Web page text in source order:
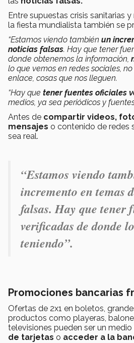
Entre supuestas crisis sanitarias
la fiesta mundialista también se
“Estamos viendo también un
noticias falsas. Hay que tener
donde obtenemos la información,
lo que vemos en redes sociales,
enlace, cosas que nos lleguen.
“Hay que tener fuentes oficiales
medios, ya sea periódicos y
Antes de compartir videos,
mensajes o contenido de redes
sea real.
“Estamos viendo
incremento en temas
falsas. Hay que tener
verificadas de donde
teniendo”.
Promociones bancarias
Ofertas de 2x1 en boletos,
productos como playeras,
televisiones pueden ser un medio
de tarjetas o acceder a la